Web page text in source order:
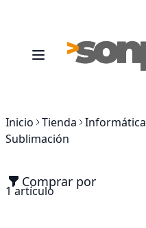
Toggle Nav
Inicio Tienda Informática
Sublimación
Comprar por
1artículo